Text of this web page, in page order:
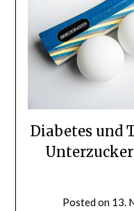
Diabetes und
Posted on 13.